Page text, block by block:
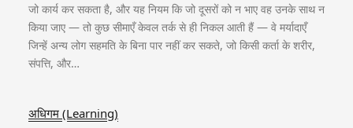
जो कार्य कर सकता है, और यह नियम कि जो दूसरों को न भाए वह उनके साथ न
किया जाए — तो कुछ सीमाएँ केवल तर्क से ही निकल आती हैं — वे मर्यादाएँ
जिन्हें अन्य लोग सहमति के बिना पार नहीं कर सकते, जो किसी कर्ता के शरीर,
संपत्ति, और…
अधिगम (Learning)